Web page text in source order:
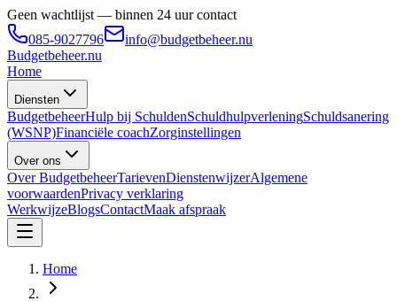
Geen wachtlijst — binnen 24 uur contact
085-9027796
info@budgetbeheer.nu
Budgetbeheer.nu
Home
Diensten
BudgetbeheerHulp bij SchuldenSchuldhulpverleningSchuldsanering
(WSNP)Financiële coachZorginstellingen
Over ons
Over BudgetbeheerTarievenDienstenwijzerAlgemene
voorwaardenPrivacy verklaring
WerkwijzeBlogsContactMaak afspraak
Home